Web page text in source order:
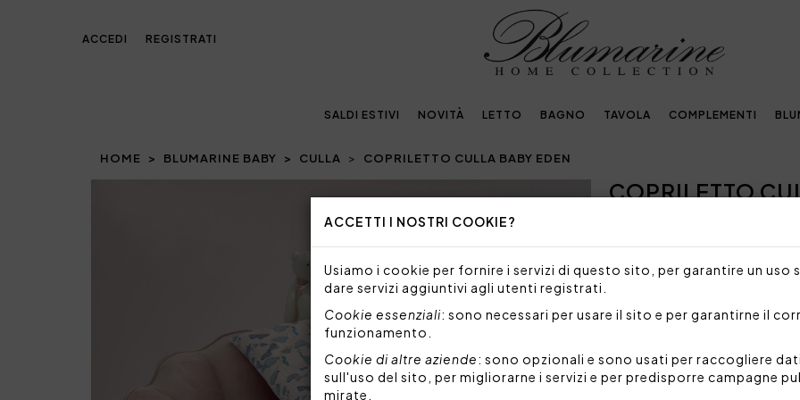
ACCETTI I NOSTRI COOKIE?
Usiamo i cookie per fornire i servizi di questo sito, per garantire un uso
dare servizi aggiuntivi agli utenti registrati.
Cookie essenziali: sono necessari per usare il sito e per garantirne il
funzionamento.
Cookie di altre aziende: sono opzionali e sono usati per raccogliere
sull'uso del sito, per migliorarne i servizi e per predisporre campagne
mirate.
ACCEDI REGISTRATI
SALDI ESTIVI NOVITÀ LETTO BAGNO TAVOLA COMPLEMENTI
HOME BLUMARINE BABY CULLA COPRILETTO CULLA BABY EDEN
NextCOPRILETTO
Elegante copriletto
pelliccia sintetica su tre lati.
Misure: 90x110 cm
Pelliccia sintetica: 85%
Imbottitura: 100% fibra di
Il set lenzuola visibile in foto